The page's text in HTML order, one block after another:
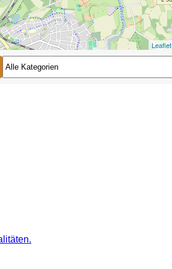
2
Leaflet